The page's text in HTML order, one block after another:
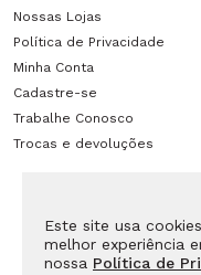
Este site usa
melhor experiência
nossa Política de
Nossas Lojas
Política de Privacidade
Minha Conta
Cadastre-se
Trabalhe Conosco
Trocas e devoluções